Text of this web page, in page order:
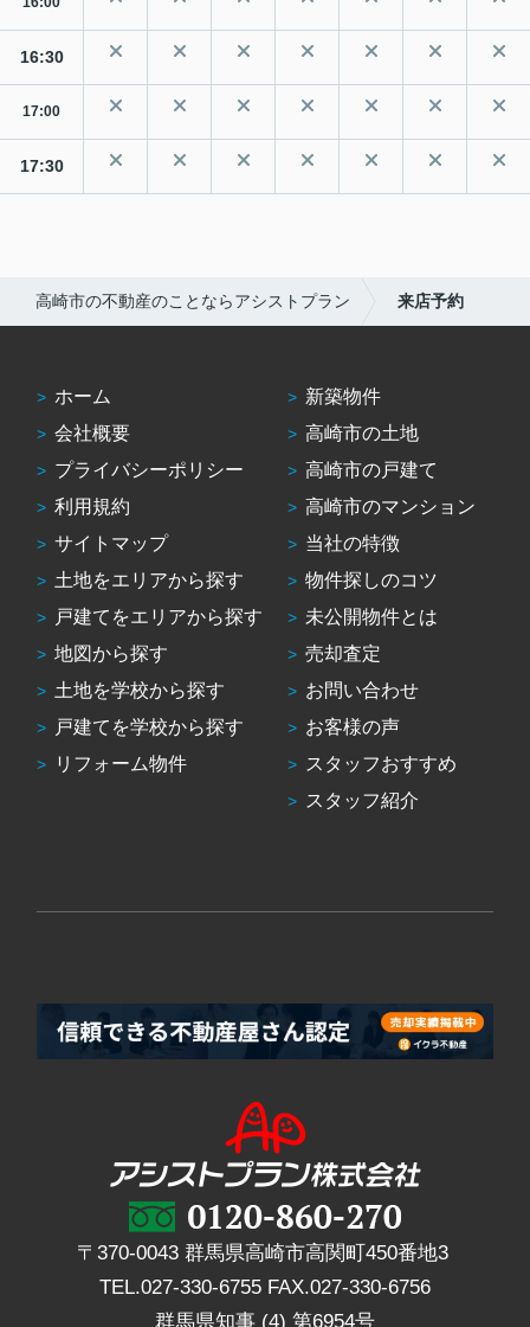
16:30
17:00
17:30
高崎市の不動産のことならアシストプラン 来店予約
ホーム
会社概要
プライバシーポリシー
利用規約
サイトマップ
土地をエリアから探す
戸建てをエリアから探す
地図から探す
土地を学校から探す
戸建てを学校から探す
リフォーム物件
新築物件
高崎市の土地
高崎市の戸建て
高崎市のマンション
当社の特徴
物件探しのコツ
未公開物件とは
売却査定
お問い合わせ
お客様の声
スタッフおすすめ
スタッフ紹介
〒370-0043 群馬県高崎市高関町450番地3
TEL.027-330-6755 FAX.027-330-6756
群馬県知事 (4) 第6954号